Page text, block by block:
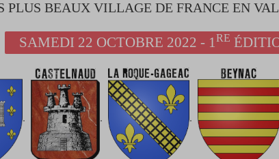
PLUS BEAUX VILLAGE DE FRANCE EN
SAMEDI 22 OCTOBRE 2022 - 1RE
. . .